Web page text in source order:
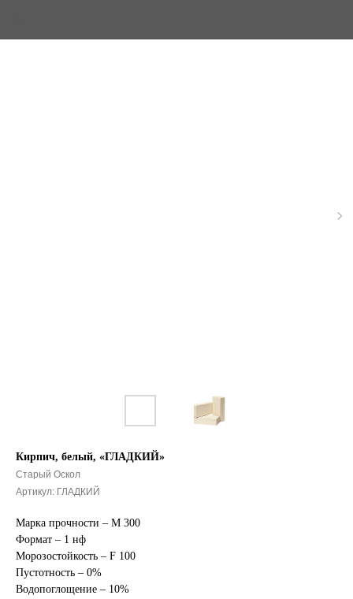
Кирпич, белый, «ГЛАДКИЙ»
Старый Оскол
Артикул: ГЛАДКИЙ
Марка прочности – М 300
Формат – 1 нф
Морозостойкость – F 100
Пустотность – 0%
Водопоглощение – 10%